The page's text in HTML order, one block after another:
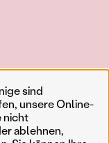
sind
unsere Online-
nicht
ablehnen,